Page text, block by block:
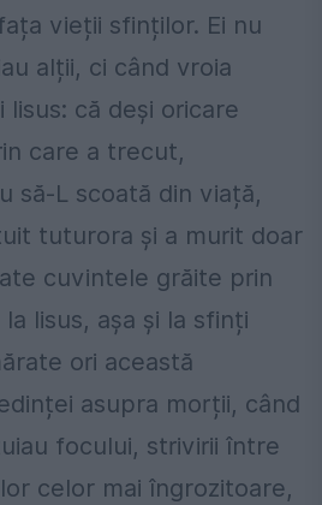
vieții sfinților. Ei nu
alții, ci când vroia
Iisus: că deși oricare
care a trecut,
să-L scoată din viață,
tuturora și a murit doar
cuvintele grăite prin
Iisus, așa și la sfinți
ori această
asupra morții, când
focului, strivirii între
celor mai îngrozitoare,